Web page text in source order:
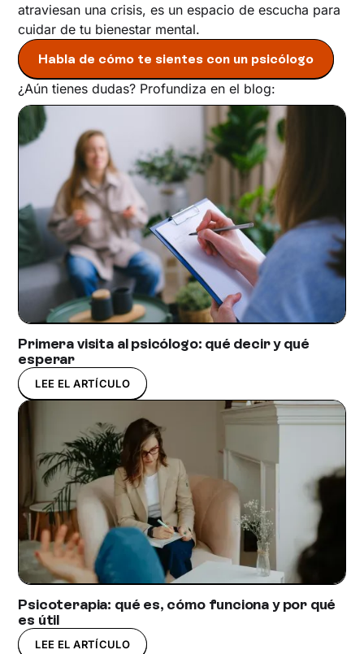
atraviesan una crisis, es un espacio de escucha para
cuidar de tu bienestar mental.
Habla de cómo te sientes con un psicólogo
¿Aún tienes dudas? Profundiza en el blog:
Primera visita al psicólogo: qué decir y qué
esperar
LEE EL ARTÍCULO
Psicoterapia: qué es, cómo funciona y por qué
es útil
LEE EL ARTÍCULO